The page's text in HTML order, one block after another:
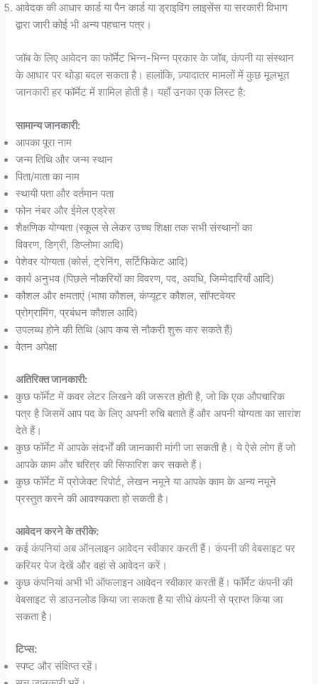
आवेदक की आधार कार्ड या पैन कार्ड या ड्राइविंग लाइसेंस या सरकारी विभाग
द्वारा जारी कोई भी अन्य पहचान पत्र।
जॉब के लिए आवेदन का फॉर्मेट भिन्न-भिन्न प्रकार के जॉब, कंपनी या संस्थान
के आधार पर थोड़ा बदल सकता है। हालांकि, ज़्यादातर मामलों में कुछ मूलभूत
जानकारी हर फॉर्मेट में शामिल होती है। यहाँ उनका एक लिस्ट है:
सामान्य जानकारी:
आपका पूरा नाम
जन्म तिथि और जन्म स्थान
पिता/माता का नाम
स्थायी पता और वर्तमान पता
फोन नंबर और ईमेल एड्रेस
शैक्षणिक योग्यता (स्कूल से लेकर उच्च शिक्षा तक सभी संस्थानों का
विवरण, डिग्री, डिप्लोमा आदि)
पेशेवर योग्यता (कोर्स, ट्रेनिंग, सर्टिफिकेट आदि)
कार्य अनुभव (पिछले नौकरियों का विवरण, पद, अवधि, जिम्मेदारियाँ आदि)
कौशल और क्षमताएं (भाषा कौशल, कंप्यूटर कौशल, सॉफ्टवेयर
प्रोग्रामिंग, प्रबंधन कौशल आदि)
उपलब्ध होने की तिथि (आप कब से नौकरी शुरू कर सकते हैं)
वेतन अपेक्षा
अतिरिक्त जानकारी:
कुछ फॉर्मेट में कवर लेटर लिखने की जरूरत होती है, जो कि एक औपचारिक
पत्र है जिसमें आप पद के लिए अपनी रुचि बताते हैं और अपनी योग्यता का सारांश
देते हैं।
कुछ फॉर्मेट में आपके संदर्भों की जानकारी मांगी जा सकती है। ये ऐसे लोग हैं जो
आपके काम और चरित्र की सिफारिश कर सकते हैं।
कुछ फॉर्मेट में प्रोजेक्ट रिपोर्ट, लेखन नमूने या आपके काम के अन्य नमूने
प्रस्तुत करने की आवश्यकता हो सकती है।
आवेदन करने के तरीके:
कई कंपनियां अब ऑनलाइन आवेदन स्वीकार करती हैं। कंपनी की वेबसाइट पर
करियर पेज देखें और वहां से आवेदन करें।
कुछ कंपनियां अभी भी ऑफलाइन आवेदन स्वीकार करती हैं। फॉर्मेट कंपनी की
वेबसाइट से डाउनलोड किया जा सकता है या सीधे कंपनी से प्राप्त किया जा
सकता है।
टिप्स:
स्पष्ट और संक्षिप्त रहें।